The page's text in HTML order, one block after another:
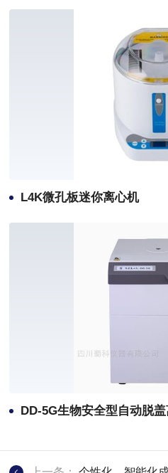
L4K微孔板迷你离心机
DD-5G生物安全型自动脱